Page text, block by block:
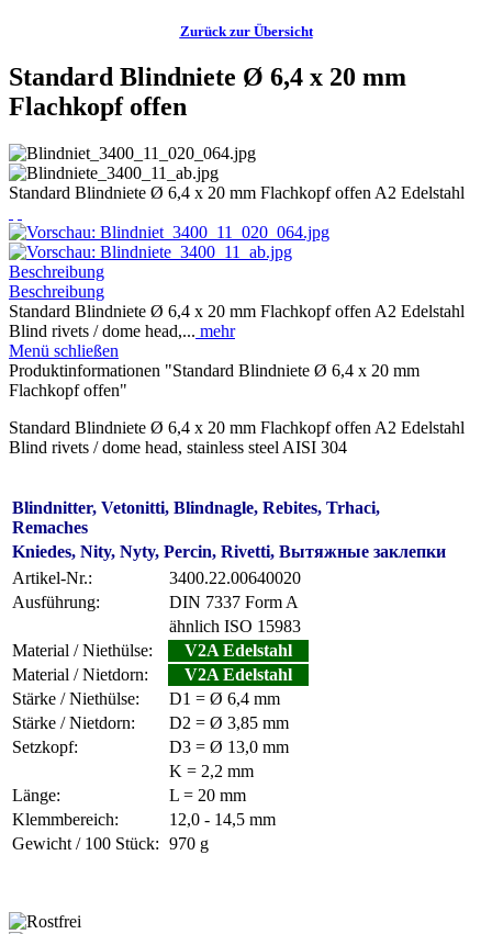
Zurück zur Übersicht
Standard Blindniete Ø 6,4 x 20 mm
Flachkopf offen
Standard Blindniete Ø 6,4 x 20 mm Flachkopf offen A2 Edelstahl
Beschreibung
Beschreibung
Standard Blindniete Ø 6,4 x 20 mm Flachkopf offen A2 Edelstahl
Blind rivets / dome head,... mehr
Menü schließen
Produktinformationen "Standard Blindniete Ø 6,4 x 20 mm
Flachkopf offen"
Standard Blindniete Ø 6,4 x 20 mm Flachkopf offen A2 Edelstahl
Blind rivets / dome head, stainless steel AISI 304
Blindnitter, Vetonitti, Blindnagle, Rebites, Trhaci,
Remaches
Kniedes, Nity, Nyty, Percin, Rivetti, Вытяжные заклепки
Artikel-Nr.:
3400.22.00640020
Ausführung:
DIN 7337 Form A
ähnlich ISO 15983
Material / Niethülse:
V2A Edelstahl
Material / Nietdorn:
V2A Edelstahl
Stärke / Niethülse:
D1 = Ø 6,4 mm
Stärke / Nietdorn:
D2 = Ø 3,85 mm
Setzkopf:
D3 = Ø 13,0 mm
K = 2,2 mm
Länge:
L = 20 mm
Klemmbereich:
12,0 - 14,5 mm
Gewicht / 100 Stück: 970 g